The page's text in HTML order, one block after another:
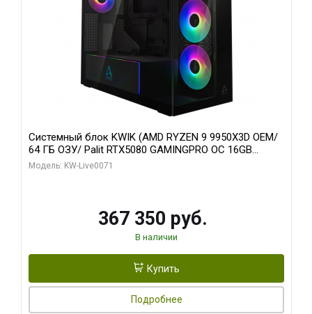
Системный блок KWIK (AMD RYZEN 9 9950X3D OEM/
64 ГБ ОЗУ/ Palit RTX5080 GAMINGPRO OC 16GB
GDDR7 256bit 3xDP HD/ 960 ГБ SSD)
Модель: KW-Live0071
367 350 руб.
В наличии
Купить
Подробнее